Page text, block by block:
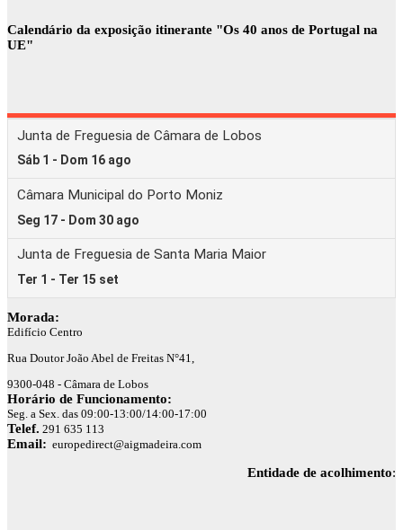
Calendário da exposição itinerante "Os 40 anos de Portugal na
UE"
Morada:
Edifício Centro
Rua Doutor João Abel de Freitas N°41,
9300-048 - Câmara de Lobos
Horário de Funcionamento:
Seg. a Sex. das 09:00-13:00/14:00-17:00
Telef. 291 635 113
Email: europedirect@aigmadeira.com
Entidade de acolhimento: